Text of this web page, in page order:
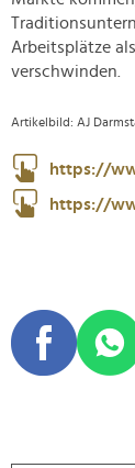
Arbeitsplätze
verschwinden.
Artikelbild: AJ
https://
https://